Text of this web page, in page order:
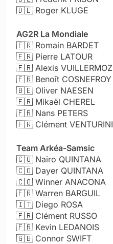
🇩🇪 Roger KLUGE
AG2R La Mondiale
🇫🇷 Romain BARDET
🇫🇷 Pierre LATOUR
🇫🇷 Alexis VUILLERMOZ
🇫🇷 Benoît COSNEFROY
🇧🇪 Oliver NAESEN
🇫🇷 Mikaël CHEREL
🇫🇷 Nans PETERS
🇫🇷 Clément VENTURINI
Team Arkéa-Samsic
🇨🇴 Nairo QUINTANA
🇨🇴 Dayer QUINTANA
🇨🇴 Winner ANACONA
🇫🇷 Warren BARGUIL
🇮🇹 Diego ROSA
🇫🇷 Clément RUSSO
🇫🇷 Kevin LEDANOIS
🇬🇧 Connor SWIFT